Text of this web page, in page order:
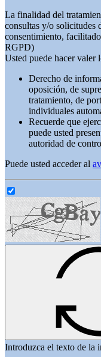
La finalidad del
consultas y/o solicitudes
consentimiento,
RGPD)
Usted puede hacer valer
Derecho de
oposición, de
tratamiento, de
individuales
Recuerde que
puede usted
autoridad de
Puede usted acceder al
Introduzca el texto de la